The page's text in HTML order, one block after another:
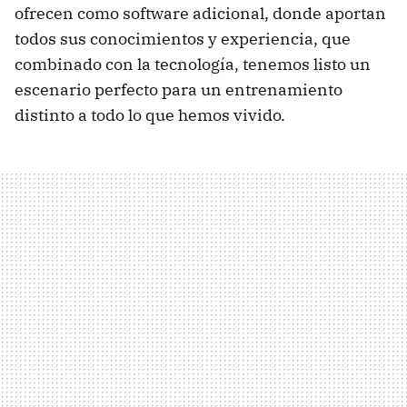
ofrecen como software adicional, donde aportan
todos sus conocimientos y experiencia, que
combinado con la tecnología, tenemos listo un
escenario perfecto para un entrenamiento
distinto a todo lo que hemos vivido.